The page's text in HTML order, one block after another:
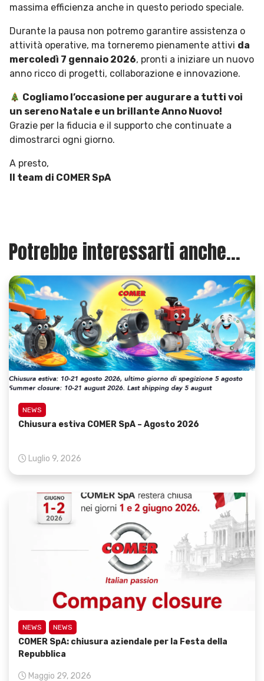
massima efficienza anche in questo periodo speciale.
Durante la pausa non potremo garantire assistenza o
attività operative, ma torneremo pienamente attivi da
mercoledì 7 gennaio 2026, pronti a iniziare un nuovo
anno ricco di progetti, collaborazione e innovazione.
Cogliamo l’occasione per augurare a tutti voi
un sereno Natale e un brillante Anno Nuovo!
Grazie per la fiducia e il supporto che continuate a
dimostrarci ogni giorno.
A presto,
Il team di COMER SpA
Potrebbe interessarti anche...
NEWS
Chiusura estiva COMER SpA – Agosto 2026
Luglio 9, 2026
NEWS NEWS
COMER SpA: chiusura aziendale per la Festa della
Repubblica
Maggio 29, 2026